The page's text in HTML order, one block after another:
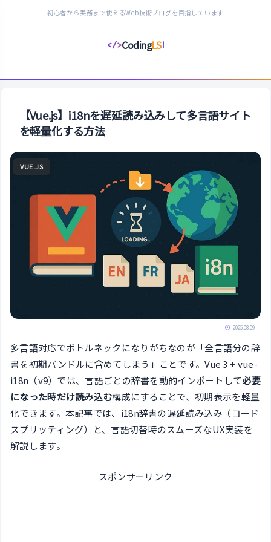
初心者から実務まで使えるWeb技術ブログを目指しています
</>CodingLS
コ
デ
ン
ス
イ
ル
【Vue.js】i18nを遅延読み込みして多言語サイト
を軽量化する方法
VUE.JS
2025.08.09
多言語対応でボトルネックになりがちなのが「全言語分の辞
書を初期バンドルに含めてしまう」ことです。Vue 3 + vue-
i18n（v9）では、言語ごとの辞書を動的インポートして必要
になった時だけ読み込む構成にすることで、初期表示を軽量
化できます。本記事では、i18n辞書の遅延読み込み（コード
スプリッティング）と、言語切替時のスムーズなUX実装を
解説します。
スポンサーリンク